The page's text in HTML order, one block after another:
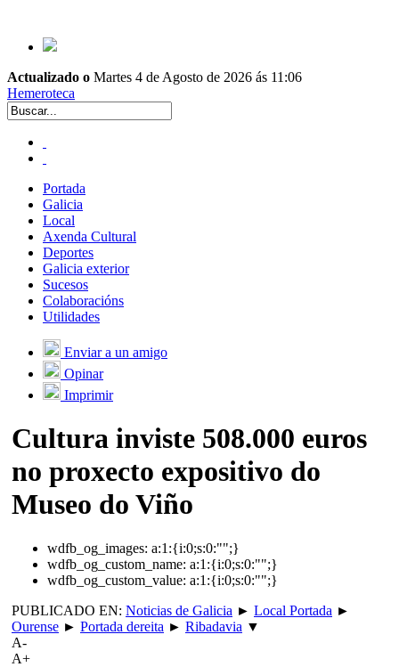
Actualizado o Martes 4 de Agosto de 2026 ás 11:06
Hemeroteca
Portada
Galicia
Local
Axenda Cultural
Deportes
Galicia exterior
Sucesos
Colaboracións
Utilidades
Enviar a un amigo
Opinar
Imprimir
Cultura inviste 508.000 euros
no proxecto expositivo do
Museo do Viño
wdfb_og_images: a:1:{i:0;s:0:"";}
wdfb_og_custom_name: a:1:{i:0;s:0:"";}
wdfb_og_custom_value: a:1:{i:0;s:0:"";}
PUBLICADO EN: Noticias de Galicia ► Local Portada ►
Ourense ► Portada dereita ► Ribadavia ▼
A-
A+